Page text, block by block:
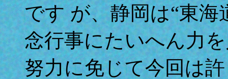
です が、静岡は“東海
念行事にたいへん力
努力に免じて今回は